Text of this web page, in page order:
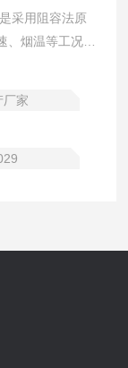
采用阻容法原
烟温等工况参
厂家